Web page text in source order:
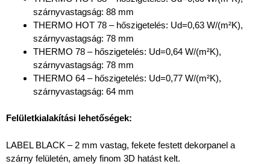
szárnyvastagság: 88 mm
THERMO HOT 78 – hőszigetelés: Ud=0,63 W/(m²K),
szárnyvastagság: 78 mm
THERMO 78 – hőszigetelés: Ud=0,64 W/(m²K),
szárnyvastagság: 78 mm
THERMO 64 – hőszigetelés: Ud=0,77 W/(m²K),
szárnyvastagság: 64 mm
Felületkialakítási lehetőségek:
LABEL BLACK – 2 mm vastag, fekete festett dekorpanel a
szárny felületén, amely finom 3D hatást kelt.